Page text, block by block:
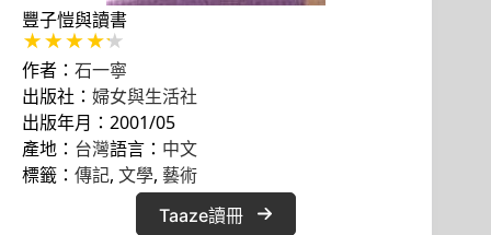
豐子愷與讀書
作者： 石一寧
出版社： 婦女與生活社
出版年月：2001/05
產地： 台灣語言： 中文
標籤： 傳記, 文學, 藝術
Taaze讀冊